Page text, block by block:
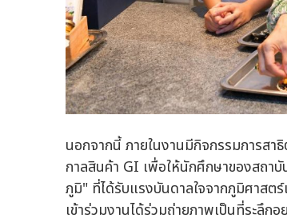
นอกจากนี้ ภายในงานมีกิจกรรมการสา
กาลสินค้า GI เพื่อให้นักศึกษาของสถา
ภูมิ" ที่ได้รับแรงบันดาลใจจากภูมิศา
เข้าร่วมงานได้ร่วมถ่ายภาพเป็นที่ระลึก